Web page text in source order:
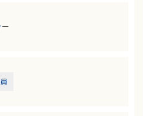
の申込みに係る調整